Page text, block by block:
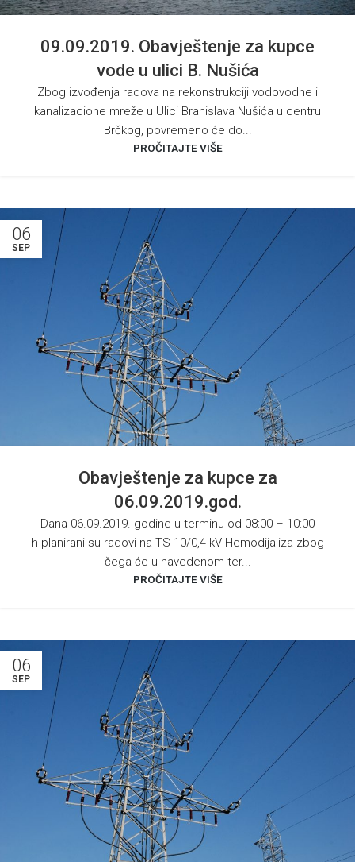
09.09.2019. Obavještenje za kupce
vode u ulici B. Nušića
Zbog izvođenja radova na rekonstrukciji vodovodne i
kanalizacione mreže u Ulici Branislava Nušića u centru
Brčkog, povremeno će do...
PROČITAJTE VIŠE
06
SEP
Obavještenje za kupce za
06.09.2019.god.
Dana 06.09.2019. godine u terminu od 08:00 – 10:00
h planirani su radovi na TS 10/0,4 kV Hemodijaliza zbog
čega će u navedenom ter...
PROČITAJTE VIŠE
06
SEP